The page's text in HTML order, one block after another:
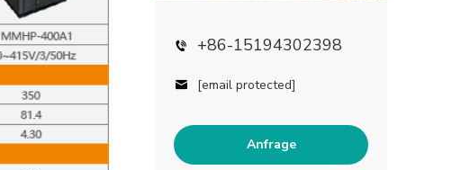
+86-15194302398
[email protected]
Anfrage